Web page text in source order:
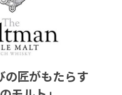
の匠がもたらす